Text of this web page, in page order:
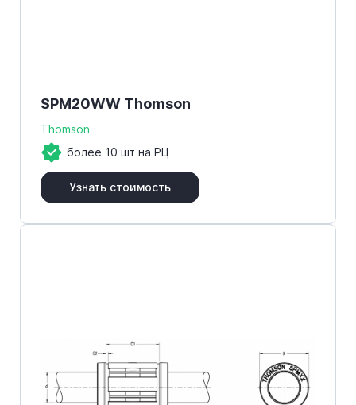
SPM20WW Thomson
Thomson
более 10 шт на РЦ
Узнать стоимость